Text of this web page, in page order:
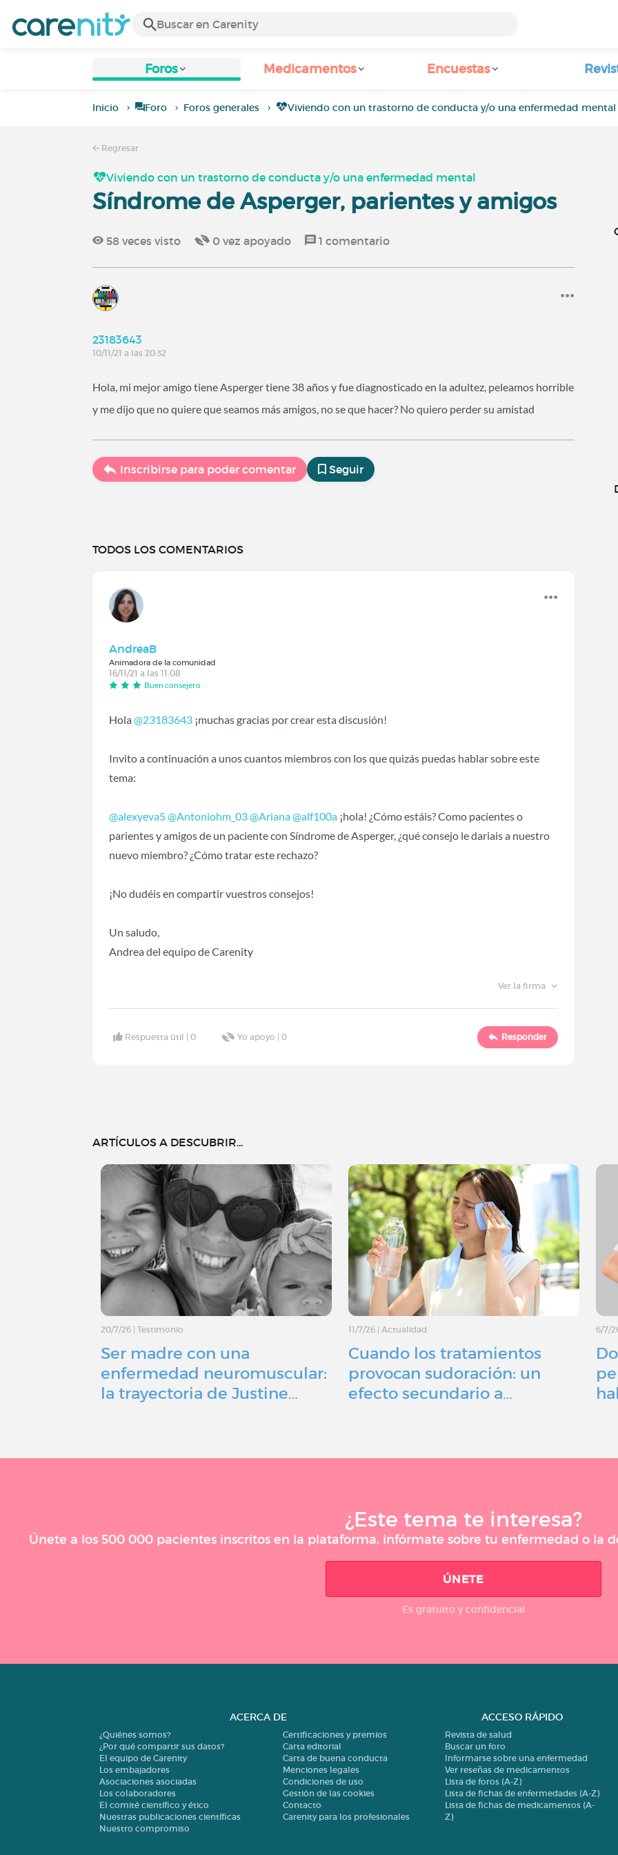
Foros Medicamentos Encuestas
Inicio Foro Foros generales Viviendo con un trastorno de conducta y/o una enfermedad mental
Regresar
Viviendo con un trastorno de conducta y/o una enfermedad mental
Síndrome de Asperger, parientes y amigos
58 veces visto 0 vez apoyado 1 comentario
23183643
10/11/21 a las 20:32
Hola, mi mejor amigo tiene Asperger tiene 38 años y fue diagnosticado en la adultez, peleamos horrible
y me dijo que no quiere que seamos más amigos, no se que hacer? No quiero perder su amistad
Inscribirse para poder comentar Seguir
TODOS LOS COMENTARIOS
AndreaB
Animadora de la comunidad
16/11/21 a las 11:08
Buen consejero
Hola@23183643 ‍ ¡muchas gracias por crear esta discusión!
Invito a continuación a unos cuantos miembros con los que quizás puedas hablar sobre este
tema:
@alexyeva5‍@Antoniohm_03‍@Ariana‍@alf100a ‍ ¡hola! ¿Cómo estáis? Como pacientes o
parientes y amigos de un paciente con Síndrome de Asperger, ¿qué consejo le dariais a nuestro
nuevo miembro? ¿Cómo tratar este rechazo?
¡No dudéis en compartir vuestros consejos!
Un saludo,
Andrea del equipo de Carenity
Ver la firma
Respuesta útil |0 Yo apoyo |0 Responder
ARTÍCULOS A DESCUBRIR...
20/7/26 |Testimonio
Ser madre con una
enfermedad neuromuscular:
la trayectoria de Justine…
11/7/26 |Actualidad
Cuando los tratamientos
provocan sudoración: un
efecto secundario a…
6/7/
¿Este tema te interesa?
Únete a los 500 000 pacientes inscritos en la plataforma, infórmate sobre tu enfermedad o la
ÚNETE
Es gratuito y confidencial
ACERCA DE
¿Quiénes somos?
¿Por qué compartir sus datos?
El equipo de Carenity
Los embajadores
Asociaciones asociadas
Los colaboradores
El comité científico y ético
Nuestras publicaciones científicas
Nuestro compromiso
Certificaciones y premios
Carta editorial
Carta de buena conducta
Menciones legales
Condiciones de uso
Gestión de las cookies
Contacto
Carenity para los profesionales
ACCESO RÁPIDO
Revista de salud
Buscar un foro
Informarse sobre una enfermedad
Ver reseñas de medicamentos
Lista de foros (A-Z)
Lista de fichas de enfermedades (A-Z)
Lista de fichas de medicamentos (A-
Z)